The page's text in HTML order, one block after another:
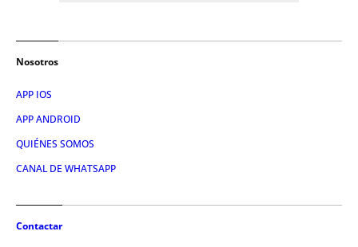
Nosotros
APP IOS
APP ANDROID
QUIÉNES SOMOS
CANAL DE WHATSAPP
Contactar